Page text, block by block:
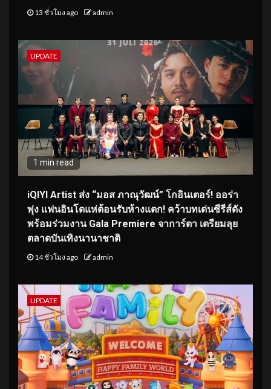
13 ชั่วโมง ago admin
UPDATE
1 min read
iQIYI Artist ส่ง “มอส ภาณุวัฒน์” โกอินเตอร์! ออร่า
พุ่ง แฟนอินโดแห่ต้อนรับห้างแตก! คว้าบทเด่นซีรีส์ดัง
พร้อมร่วมงาน Gala Premiere จาการ์ตา เตรียมลุย
ตลาดบันเทิงนานาชาติ
14 ชั่วโมง ago admin
UPDATE